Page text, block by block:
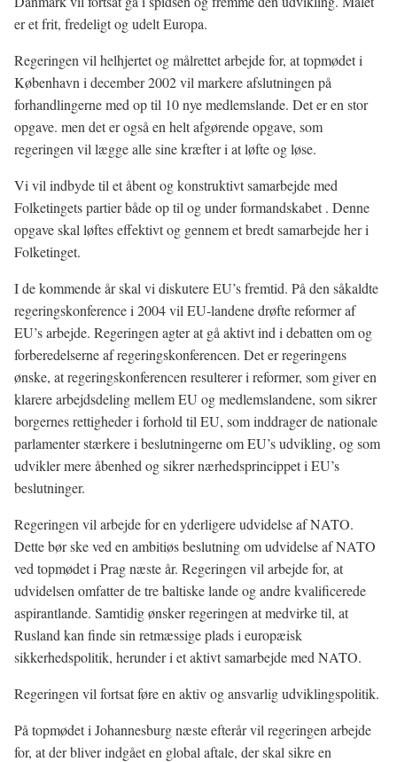
er et frit, fredeligt og udelt Europa.
Regeringen vil helhjertet og målrettet arbejde for, at topmødet i
København i december 2002 vil markere afslutningen på
forhandlingerne med op til 10 nye medlemslande. Det er en stor
opgave. men det er også en helt afgørende opgave, som
regeringen vil lægge alle sine kræfter i at løfte og løse.
Vi vil indbyde til et åbent og konstruktivt samarbejde med
Folketingets partier både op til og under formandskabet . Denne
opgave skal løftes effektivt og gennem et bredt samarbejde her i
Folketinget.
I de kommende år skal vi diskutere EU’s fremtid. På den såkaldte
regeringskonference i 2004 vil EU-landene drøfte reformer af
EU’s arbejde. Regeringen agter at gå aktivt ind i debatten om og
forberedelserne af regeringskonferencen. Det er regeringens
ønske, at regeringskonferencen resulterer i reformer, som giver en
klarere arbejdsdeling mellem EU og medlemslandene, som sikrer
borgernes rettigheder i forhold til EU, som inddrager de nationale
parlamenter stærkere i beslutningerne om EU’s udvikling, og som
udvikler mere åbenhed og sikrer nærhedsprincippet i EU’s
beslutninger.
Regeringen vil arbejde for en yderligere udvidelse af NATO.
Dette bør ske ved en ambitiøs beslutning om udvidelse af NATO
ved topmødet i Prag næste år. Regeringen vil arbejde for, at
udvidelsen omfatter de tre baltiske lande og andre kvalificerede
aspirantlande. Samtidig ønsker regeringen at medvirke til, at
Rusland kan finde sin retmæssige plads i europæisk
sikkerhedspolitik, herunder i et aktivt samarbejde med NATO.
Regeringen vil fortsat føre en aktiv og ansvarlig udviklingspolitik.
På topmødet i Johannesburg næste efterår vil regeringen arbejde
for, at der bliver indgået en global aftale, der skal sikre en